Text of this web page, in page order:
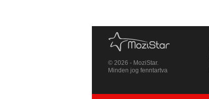
© 2026 - MoziStar.
Minden jog fenntartva